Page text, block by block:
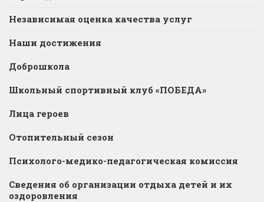
Независимая оценка качества услуг
Наши достижения
Доброшкола
Школьный спортивный клуб «ПОБЕДА»
Лица героев
Отопительный сезон
Психолого-медико-педагогическая комиссия
Сведения об организации отдыха детей и их
оздоровления